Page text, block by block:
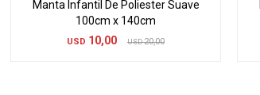
Manta Infantil De Poliester Suave
100cm x 140cm
USD 10,00 USD 20,00